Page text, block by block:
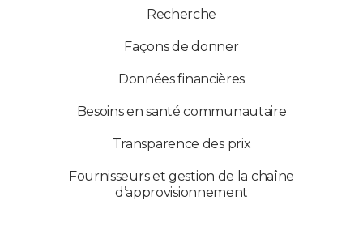
Recherche
Façons de donner
Données financières
Besoins en santé communautaire
Transparence des prix
Fournisseurs et gestion de la chaîne
d’approvisionnement